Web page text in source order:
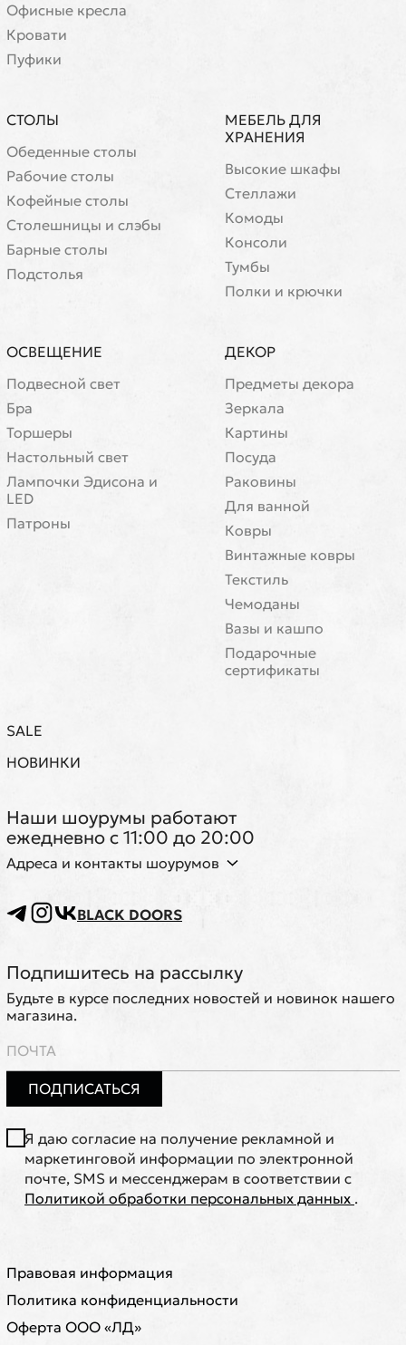
Офисные кресла
Кровати
Пуфики
СТОЛЫ
Обеденные столы
Рабочие столы
Кофейные столы
Cтолешницы и слэбы
Барные столы
Подстолья
МЕБЕЛЬ ДЛЯ
ХРАНЕНИЯ
Высокие шкафы
Стеллажи
Комоды
Консоли
Тумбы
Полки и крючки
ОСВЕЩЕНИЕ
Подвесной свет
Бра
Торшеры
Настольный свет
Лампочки Эдисона и
LED
Патроны
ДЕКОР
Предметы декора
Зеркала
Картины
Посуда
Раковины
Для ванной
Ковры
Винтажные ковры
Текстиль
Чемоданы
Вазы и кашпо
Подарочные
сертификаты
SALE
НОВИНКИ
Наши шоурумы работают
ежедневно с 11:00 до 20:00
Адреса и контакты шоурумов
BLACK DOORS
Подпишитесь на рассылку
Будьте в курсе последних новостей и новинок нашего
магазина.
ПОДПИСАТЬСЯ
Я даю согласие на получение рекламной и
маркетинговой информации по электронной
почте, SMS и мессенджерам в соответствии с
Политикой обработки персональных данных .
Правовая информация
Политика конфиденциальности
Оферта ООО «ЛД»